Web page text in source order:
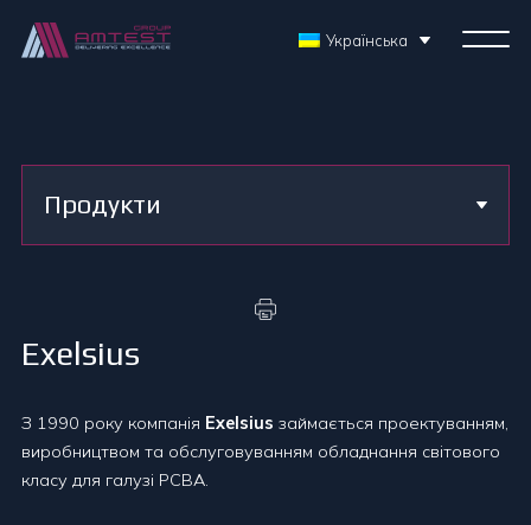
Українська
Продукти
Exelsius
З 1990 року компанія Exelsius займається проектуванням,
виробництвом та обслуговуванням обладнання світового
класу для галузі PCBA.